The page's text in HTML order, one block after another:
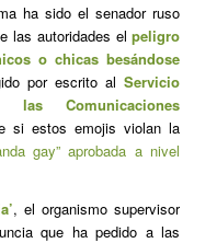
ha sido el senador ruso
las autoridades el peligro
o chicas besándose
por escrito alServicio
Comunicaciones
si estos emojis violan la
gay” aprobada a nivel
, el organismo supervisor
que ha pedido a las